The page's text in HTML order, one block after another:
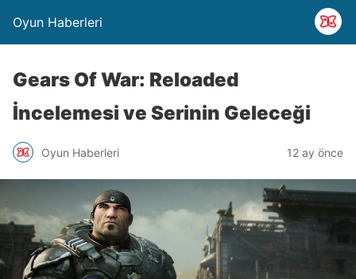
Oyun Haberleri
Gears Of War: Reloaded
İncelemesi ve Serinin Geleceği
Oyun Haberleri 12 ay önce